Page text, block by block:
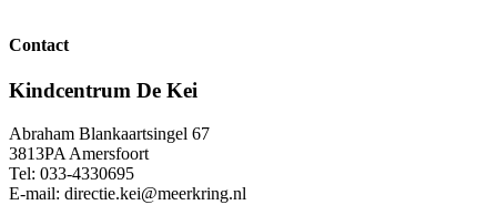
Contact
Kindcentrum De Kei
Abraham Blankaartsingel 67
3813PA Amersfoort
Tel: 033-4330695
E-mail: directie.kei@meerkring.nl